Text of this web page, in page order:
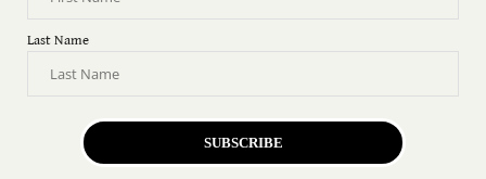
Last Name
SUBSCRIBE